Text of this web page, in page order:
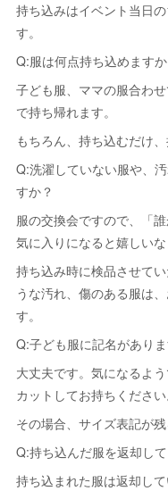
持ち込みはイベント当日
す。
Q:服は何点持ち込めます
子ども服、ママの服合わ
で持ち帰れます。
もちろん、持ち込むだけ
Q:洗濯していない服や、
すか？
服の交換会ですので、「
気に入りになると嬉しい
持ち込み時に検品させて
うな汚れ、傷のある服は
す。
Q:子ども服に記名があり
大丈夫です。気になるよ
カットしてお持ちください
その場合、サイズ表記が
Q:持ち込んだ服を返却し
持ち込まれた服は返却して